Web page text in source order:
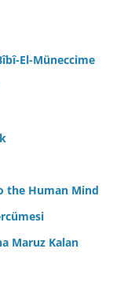
El-Müneccime
the Human Mind
Maruz Kalan